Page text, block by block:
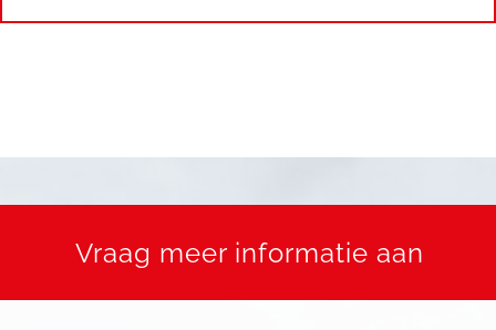
Vraag meer informatie aan